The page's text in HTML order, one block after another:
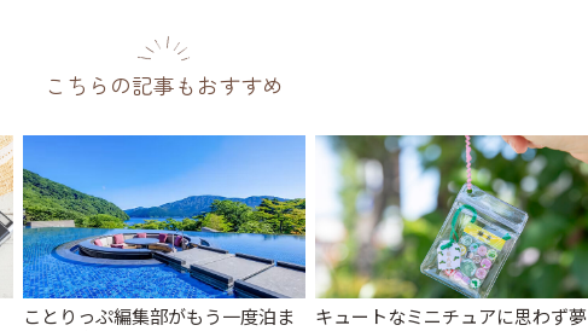
こちらの記事もおすすめ
ことりっぷ編集部がもう一度泊ま
キュートなミニチュアに思わず夢